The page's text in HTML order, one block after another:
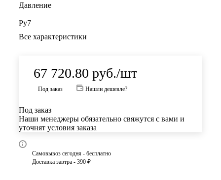
Давление
—
Ру7
Все характеристики
67 720.80 руб./шт
Под заказ Нашли дешевле?
Под заказ
Наши менеджеры обязательно свяжутся с вами и
уточнят условия заказа
Самовывоз сегодня - бесплатно
Доставка завтра - 390 ₽